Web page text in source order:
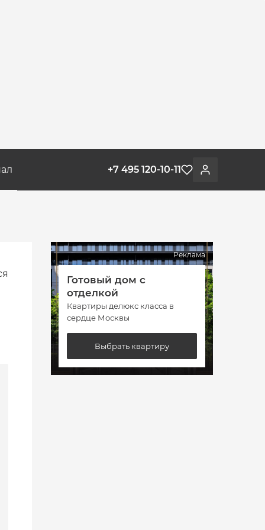
Войти
Избранное
+7 495 120-10-11
Реклама
Готовый дом с
отделкой
Квартиры делюкс класса в
сердце Москвы
Выбрать квартиру